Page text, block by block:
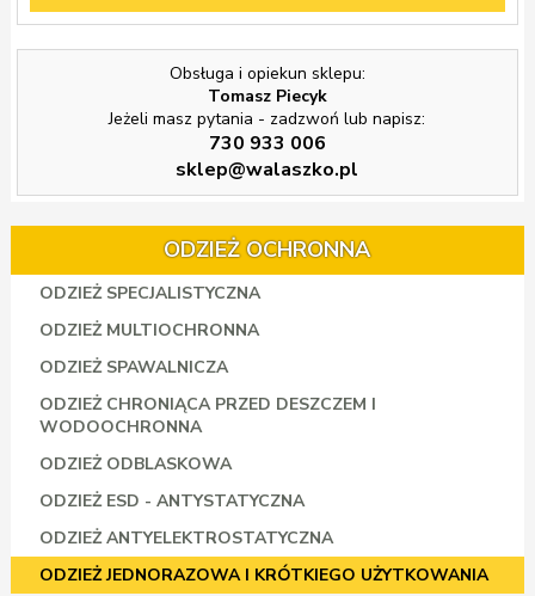
ODZIEŻ OCHRONNA
ODZIEŻ SPECJALISTYCZNA
ODZIEŻ MULTIOCHRONNA
ODZIEŻ SPAWALNICZA
ODZIEŻ CHRONIĄCA PRZED DESZCZEM I
WODOOCHRONNA
ODZIEŻ ODBLASKOWA
ODZIEŻ ESD - ANTYSTATYCZNA
ODZIEŻ ANTYELEKTROSTATYCZNA
ODZIEŻ JEDNORAZOWA I KRÓTKIEGO UŻYTKOWANIA
Obsługa i opiekun sklepu:
Tomasz Piecyk
Jeżeli masz pytania - zadzwoń lub napisz:
730 933 006
sklep@walaszko.pl